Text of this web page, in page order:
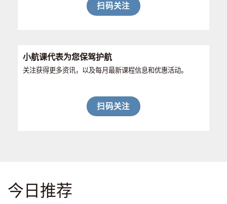
扫码关注
小航课代表为您保驾护航
关注获得更多资讯，以及每月最新课程信息和优惠活动。
扫码关注
今日推荐